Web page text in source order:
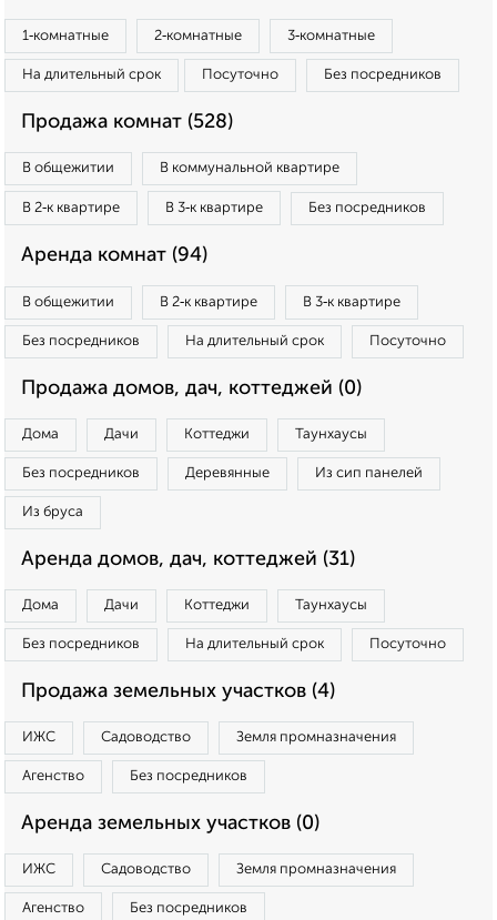
1‑комнатные 2‑комнатные 3‑комнатные
На длительный срок Посуточно Без посредников
Продажа комнат (528)
В общежитии В коммунальной квартире
В 2‑к квартире В 3‑к квартире Без посредников
Аренда комнат (94)
В общежитии В 2‑к квартире В 3‑к квартире
Без посредников На длительный срок Посуточно
Продажа домов, дач, коттеджей (0)
Дома Дачи Коттеджи Таунхаусы
Без посредников Деревянные Из сип панелей
Из бруса
Аренда домов, дач, коттеджей (31)
Дома Дачи Коттеджи Таунхаусы
Без посредников На длительный срок Посуточно
Продажа земельных участков (4)
ИЖС Садоводство Земля промназначения
Агенство Без посредников
Аренда земельных участков (0)
ИЖС Садоводство Земля промназначения
Агенство Без посредников